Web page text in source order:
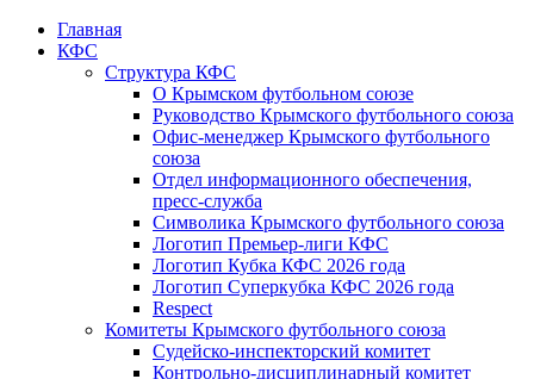
Главная
КФС
Структура КФС
О Крымском футбольном союзе
Руководство Крымского футбольного союза
Офис-менеджер Крымского футбольного
союза
Отдел информационного обеспечения,
пресс-служба
Символика Крымского футбольного союза
Логотип Премьер-лиги КФС
Логотип Кубка КФС 2026 года
Логотип Суперкубка КФС 2026 года
Respect
Комитеты Крымского футбольного союза
Судейско-инспекторский комитет
Контрольно-дисциплинарный комитет